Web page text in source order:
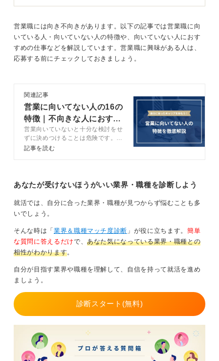
理想の働き方に合わせたキャリアパスを描こう
昇進してマネージャーやパートナーになれば、クライア
ント維持や新規開拓のノルマが課せられます。
可能です。
自分の理想とする働き方に合わせ、戦略的にキャリアパ
スを選択することが重要です。
0
営業職には向き不向きがあります。以下の記事では営業職に向
いている人・向いていない人の特徴や、向いていない人におす
すめの仕事などを解説しています。営業職に興味がある人は、
応募する前にチェックしておきましょう。
関連記事
営業に向いてない人の16の
特徴｜不向きな人におすす
めの道も解説
営業向いていないと十分な検討をせ
ずに決めつけることは危険です。ま
ずは営業職の理解を深めましょう。
解説します。
記事を読む
あなたが受けないほうがいい業界・職種を診断しよう
就活では、自分に合った業界・職種が見つからず悩むことも多
いでしょう。
そんな時は「 業界＆職種マッチ度診断 」が役に立ちます。 簡単
な質問に答えるだけで、あなた気になっている業界・職種との
相性がわかります。
自分が目指す業界や職種を理解して、自信を持って就活を進め
ましょう。
診断スタート(無料)